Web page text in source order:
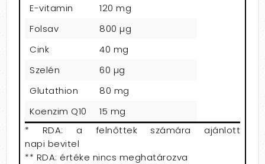
E-vitamin
120 mg
Folsav
800 µg
Cink
40 mg
Szelén
60 µg
Glutathion
80 mg
Koenzim Q10
15 mg
* RDA: a felnőttek számára ajánlott
napi bevitel
** RDA: értéke nincs meghatározva